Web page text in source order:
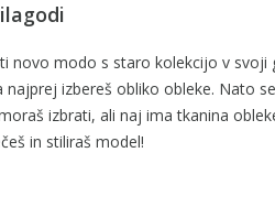
novo modo s staro kolekcijo v
izbereš obliko obleke. Nato
izbrati, ali naj ima tkanina
in stiliraš model!